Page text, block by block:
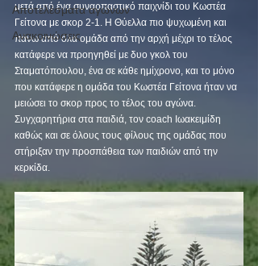
Αποτελέσματα αγώνων
Ανακοινώσεις
μετά από ένα συναρπαστικό παιχνίδι του Κωστέα
Γείτονα με σκορ 2-1. Η Θύελλα πιο ψυχωμένη και
πάνω από όλα ομάδα από την αρχή μέχρι το τέλος
κατάφερε να προηγηθεί με δυο γκολ του
Σταματόπουλου, ένα σε κάθε ημίχρονο, και το μόνο
που κατάφερε η ομάδα του Κωστέα Γείτονα ήταν να
μειώσει το σκορ προς το τέλος του αγώνα.
Συγχαρητήρια στα παιδιά, τον coach Ιωακειμίδη
καθώς και σε όλους τους φίλους της ομάδας που
στήριξαν την προσπάθεια των παιδιών από την
κερκίδα.